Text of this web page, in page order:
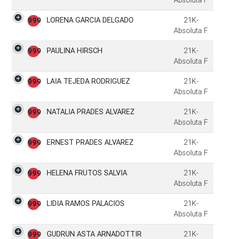
999 LORENA GARCIA DELGADO
21K-
Absoluta F
999 PAULINA HIRSCH
21K-
Absoluta F
999 LAIA TEJEDA RODRIGUEZ
21K-
Absoluta F
999 NATALIA PRADES ALVAREZ
21K-
Absoluta F
999 ERNEST PRADES ALVAREZ
21K-
Absoluta F
999 HELENA FRUTOS SALVIA
21K-
Absoluta F
999 LIDIA RAMOS PALACIOS
21K-
Absoluta F
999 GUDRUN ASTA ARNADOTTIR 21K-